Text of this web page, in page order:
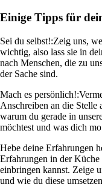
Einige Tipps für
Sei du selbst!:Zeig uns,
wichtig, also lass sie in
nach Menschen, die zu
der Sache sind.
Mach es persönlich!:
Anschreiben an die Stelle
warum du gerade in
möchtest und was dich
Hebe deine Erfahrungen
Erfahrungen in der
einbringen kannst. Zeige
und wie du diese